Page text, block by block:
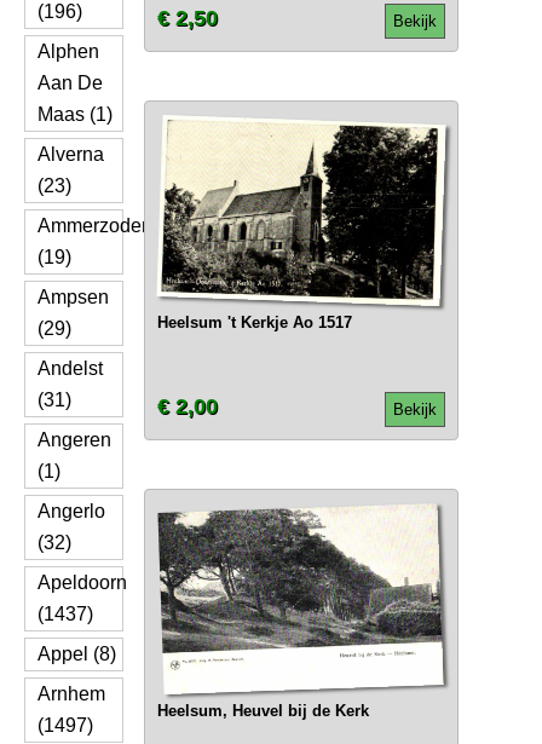
(196)
Alphen
Aan De
Maas (1)
Alverna
(23)
Ammerzoden
(19)
Ampsen
(29)
Andelst
(31)
Angeren
(1)
Angerlo
(32)
Apeldoorn
(1437)
Appel (8)
Arnhem
(1497)
Bekijk
€ 2,50
Heelsum 't Kerkje Ao 1517
Bekijk
€ 2,00
Heelsum, Heuvel bij de Kerk